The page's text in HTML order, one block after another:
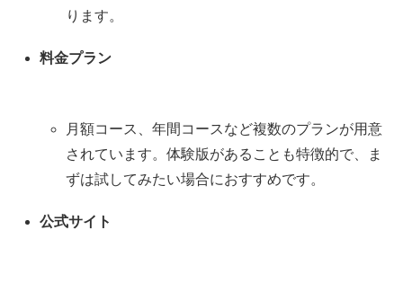
ります。
料金プラン
月額コース、年間コースなど複数のプランが用意
されています。体験版があることも特徴的で、ま
ずは試してみたい場合におすすめです。
公式サイト